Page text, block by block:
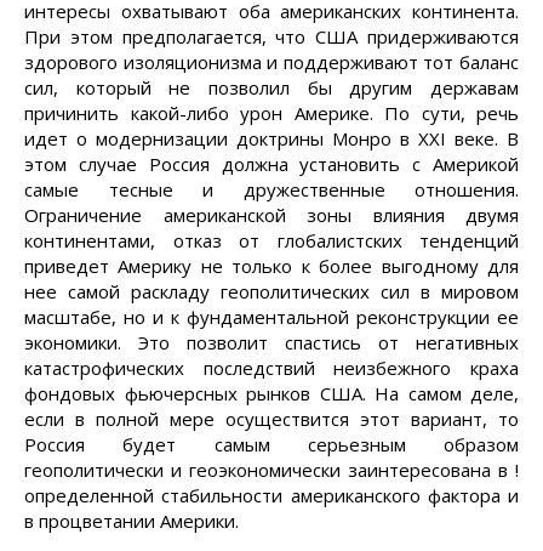
интересы охватывают оба американских континента.
При этом предполагается, что США придерживаются
здорового изоляционизма и поддерживают тот баланс
сил, который не позволил бы другим державам
причинить какой-либо урон Америке. По сути, речь
идет о модернизации доктрины Монро в XXI веке. В
этом случае Россия должна установить с Америкой
самые тесные и дружественные отношения.
Ограничение американской зоны влияния двумя
континентами, отказ от глобалистских тенденций
приведет Америку не только к более выгодному для
нее самой раскладу геополитических сил в мировом
масштабе, но и к фундаментальной реконструкции ее
экономики. Это позволит спастись от негативных
катастрофических последствий неизбежного краха
фондовых фьючерсных рынков США. На самом деле,
если в полной мере осуществится этот вариант, то
Россия будет самым серьезным образом
геополитически и геоэкономически заинтересована в !
определенной стабильности американского фактора и
в процветании Америки.